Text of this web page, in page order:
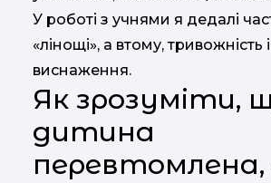
У роботі з учнями я дедалі
«лінощі», а втому, тривожність
виснаження.
Як зрозуміти,
дитина
перевтомлена,